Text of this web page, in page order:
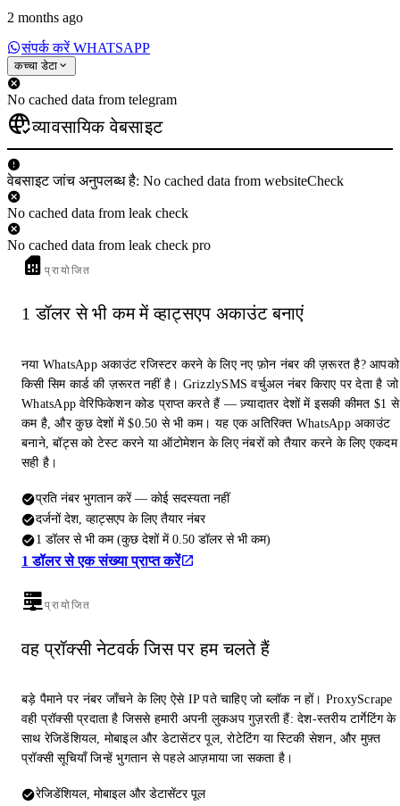
2 months ago
संपर्क करें WHATSAPP
कच्चा डेटा
No cached data from telegram
व्यावसायिक वेबसाइट
वेबसाइट जांच अनुपलब्ध है: No cached data from websiteCheck
No cached data from leak check
No cached data from leak check pro
प्रायोजित
1 डॉलर से भी कम में व्हाट्सएप अकाउंट बनाएं
नया WhatsApp अकाउंट रजिस्टर करने के लिए नए फ़ोन नंबर की ज़रूरत है? आपको
किसी सिम कार्ड की ज़रूरत नहीं है। GrizzlySMS वर्चुअल नंबर किराए पर देता है जो
WhatsApp वेरिफिकेशन कोड प्राप्त करते हैं — ज़्यादातर देशों में इसकी कीमत $1 से
कम है, और कुछ देशों में $0.50 से भी कम। यह एक अतिरिक्त WhatsApp अकाउंट
बनाने, बॉट्स को टेस्ट करने या ऑटोमेशन के लिए नंबरों को तैयार करने के लिए एकदम
सही है।
प्रति नंबर भुगतान करें — कोई सदस्यता नहीं
दर्जनों देश, व्हाट्सएप के लिए तैयार नंबर
1 डॉलर से भी कम (कुछ देशों में 0.50 डॉलर से भी कम)
1 डॉलर से एक संख्या प्राप्त करें
प्रायोजित
वह प्रॉक्सी नेटवर्क जिस पर हम चलते हैं
बड़े पैमाने पर नंबर जाँचने के लिए ऐसे IP पते चाहिए जो ब्लॉक न हों। ProxyScrape
वही प्रॉक्सी प्रदाता है जिससे हमारी अपनी लुकअप गुज़रती हैं: देश-स्तरीय टार्गेटिंग के
साथ रेजिडेंशियल, मोबाइल और डेटासेंटर पूल, रोटेटिंग या स्टिकी सेशन, और मुफ़्त
प्रॉक्सी सूचियाँ जिन्हें भुगतान से पहले आज़माया जा सकता है।
रेजिडेंशियल, मोबाइल और डेटासेंटर पूल